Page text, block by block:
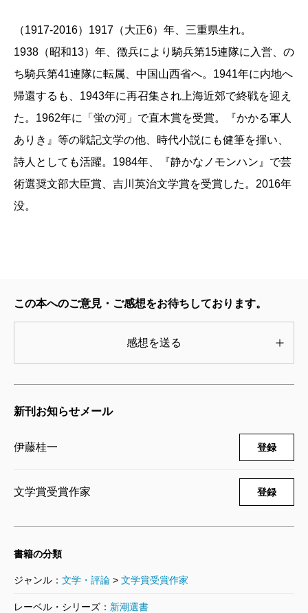
かいことだが、軍隊や兵士の姿を身近に引き寄せて考
えるために必要な知識や理解すべき時代背景がそこに
記されていたからだ。本書は「発見の書」であると同
時に「救いの書」でもあった。軍隊の内実や用語の微
妙なニュアンスなど、経験者にとっては自明であるが
ゆえに記されなかった情報が満載なのである。
戦後生まれが持つ固定概念や先入観を大きく揺さぶ
ってくるのも本書の醍醐味だ。たとえば戦争が長期化
すればするほど兵士の望郷の念もさぞ強くなると思い
「彼が考えるのは、できるだけいい死場所で、いい死
ことによってのみ、日々を生きる活力が生まれるので
ある」
私はこの一文を、何人もの兵士に会って話を聞いて
いくうち、つくづく思い知らされた。なるほど平和な
ったことだろう。
まじさを知れば知るほど「初年兵教育＝陰惨」という
蹂躪であることはたしか」としつつ、しかし一方でこ
うも書いている。
「いじめられて鍛え上げられた兵隊は、耐久力があっ
（1917-2016）1917（大正6）年、三重県生れ。
1938（昭和13）年、徴兵により騎兵第15連隊に入営、の
ち騎兵第41連隊に転属、中国山西省へ。1941年に内地へ
帰還するも、1943年に再召集され上海近郊で終戦を迎え
た。1962年に「蛍の河」で直木賞を受賞。『かかる軍人
ありき』等の戦記文学の他、時代小説にも健筆を揮い、
詩人としても活躍。1984年、『静かなノモンハン』で芸
術選奨文部大臣賞、吉川英治文学賞を受賞した。2016年
没。
この本へのご意見・ご感想をお待ちしております。
感想を送る
新刊お知らせメール
伊藤桂一 登録
文学賞受賞作家 登録
書籍の分類
ジャンル： 文学・評論 > 文学賞受賞作家
レーベル・シリーズ： 新潮選書